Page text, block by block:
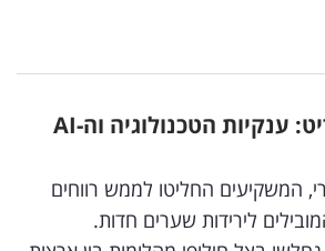
ענקיות הטכנולוגיה וה-AI
המשקיעים החליטו לממש רווחים
לירידות שערים חדות.